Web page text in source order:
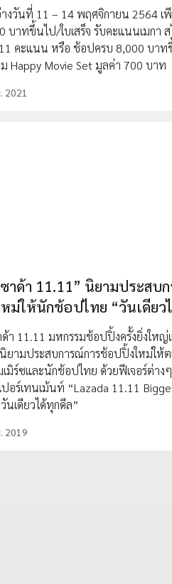
งวันที่ 11 – 14 พฤศจิกายน 2564 เ
บาทขึ้นไป/ใบเสร็จ รับคะแนนเมกา
คะแนน หรือ ช้อปครบ 8,000 บาท
Happy Movie Set มูลค่า 700 บาท
2021
ซาด้า 11.11” นิยามประสบ
ม่ให้นักช้อปไทย “วันเดียว
า 11.11 มหกรรมช้อปปิ้งครั้งยิ่งให
ยามประสบการณ์การช้อปปิ้งใหม่ให้
มิร์ซและนักช้อปไทย ด้วยฟีเจอร์ต่าง
อร์เทนเม้นท์ “Lazada 11.11
นเดียวได้ทุกดีล”
2019